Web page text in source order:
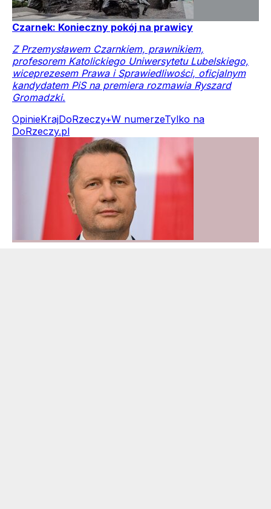
Czarnek: Konieczny pokój na prawicy
Z Przemysławem Czarnkiem, prawnikiem,
profesorem Katolickiego Uniwersytetu Lubelskiego,
wiceprezesem Prawa i Sprawiedliwości, oficjalnym
kandydatem PiS na premiera rozmawia Ryszard
Gromadzki.
OpinieKrajDoRzeczy+W numerzeTylko na
DoRzeczy.pl